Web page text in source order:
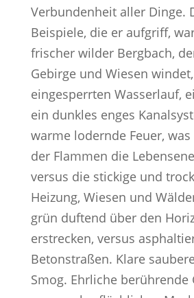
Verbundenheit aller Dinge.
Beispiele, die er aufgriff,
frischer wilder Bergbach,
Gebirge und Wiesen
eingesperrten Wasserlauf,
ein dunkles enges
warme lodernde Feuer,
der Flammen die
versus die stickige und
Heizung, Wiesen und
grün duftend über den
erstrecken, versus
Betonstraßen. Klare
Smog. Ehrliche berührende